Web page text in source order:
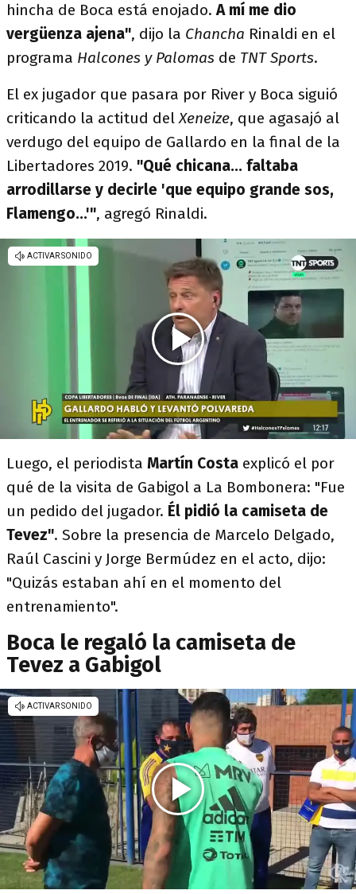
hincha de Boca está enojado.A mí me dio
vergüenza ajena", dijo la Chancha Rinaldi en el
programa Halcones y Palomas de TNT Sports.
El ex jugador que pasara por River y Boca siguió
criticando la actitud delXeneize, que agasajó al
verdugo del equipo de Gallardo en la final de la
Libertadores 2019. "Qué chicana... faltaba
arrodillarse y decirle 'que equipo grande sos,
Flamengo...'", agregó Rinaldi.
Luego, el periodista Martín Costa explicó el por
qué de la visita de Gabigol a La Bombonera: "Fue
un pedido del jugador. Él pidió la camiseta de
Tevez". Sobre la presencia de Marcelo Delgado,
Raúl Cascini y Jorge Bermúdez en el acto, dijo:
"Quizás estaban ahí en el momento del
entrenamiento".
Boca le regaló la camiseta de
Tevez a Gabigol